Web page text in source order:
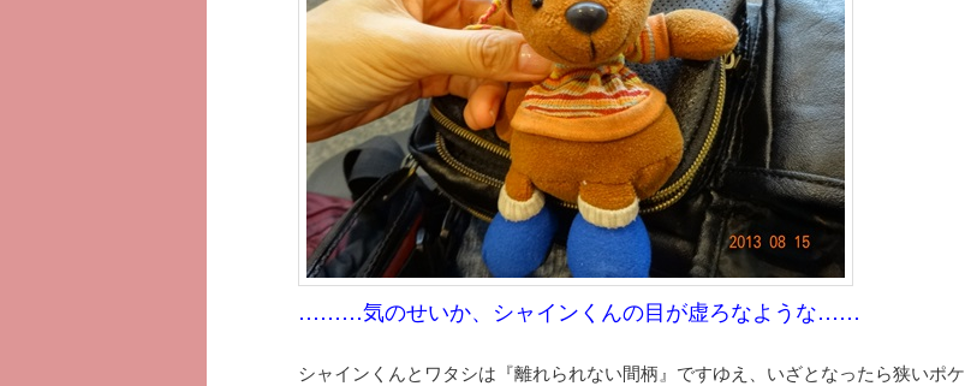
………気のせいか、シャインくんの目が虚ろなような……
シャインくんとワタシは『離れられない間柄』ですゆえ、いざとなったら狭いポ